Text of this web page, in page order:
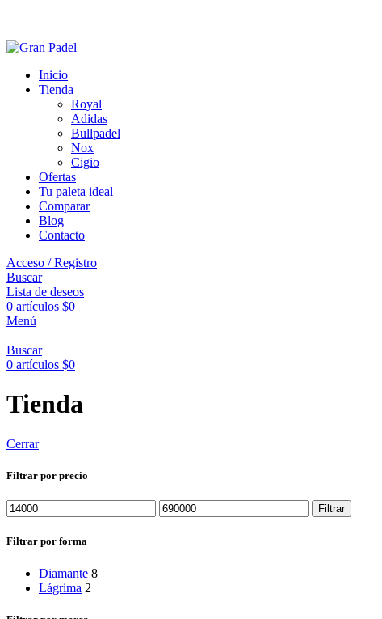
Inicio
Tienda
Royal
Adidas
Bullpadel
Nox
Cigio
Ofertas
Tu paleta ideal
Comparar
Blog
Contacto
Acceso / Registro
Buscar
Lista de deseos
0 artículos $0
Menú
Buscar
0 artículos $0
Tienda
Cerrar
Filtrar por precio
Filtrar
Filtrar por forma
Diamante 8
Lágrima 2